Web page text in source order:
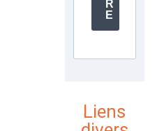
R
E
Liens